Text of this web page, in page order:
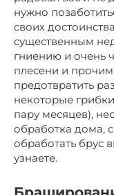
нужно
своих
существенным
гниению и очень
плесени и
предотвратить
некоторые
пару месяцев),
обработка дома,
обработать брус
узнаете.